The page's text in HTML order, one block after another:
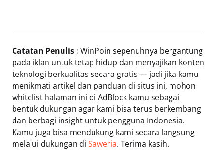
Catatan Penulis : WinPoin sepenuhnya bergantung
pada iklan untuk tetap hidup dan menyajikan konten
teknologi berkualitas secara gratis — jadi jika kamu
menikmati artikel dan panduan di situs ini, mohon
whitelist halaman ini di AdBlock kamu sebagai
bentuk dukungan agar kami bisa terus berkembang
dan berbagi insight untuk pengguna Indonesia.
Kamu juga bisa mendukung kami secara langsung
melalui dukungan di Saweria. Terima kasih.